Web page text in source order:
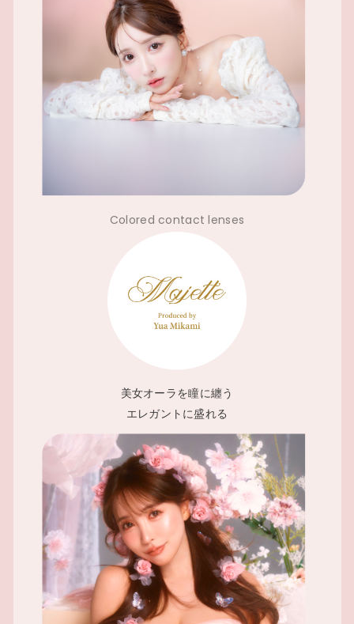
Colored contact lenses
美女オーラを瞳に纏う
エレガントに盛れる